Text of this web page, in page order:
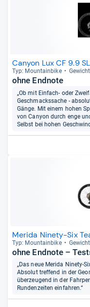
Canyon Lux CF 9.9
Typ: Moun­tain­bike
ohne Endnote
„Ob mit Einfach- oder
Geschmackssache -
Gänge. Mit einem hohen
von Canyon durch enge
Selbst bei hohen
Merida Ninety-Six
Typ: Moun­tain­bike
ohne Endnote –
„Das neue Merida Ninety-
Absolut treffend in der
überzeugend in der
Rundenzeiten einfahren.“